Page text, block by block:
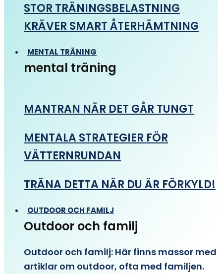
STOR TRÄNINGSBELASTNING
KRÄVER SMART ÅTERHÄMTNING
MENTAL TRÄNING
mental träning
MANTRAN NÄR DET GÅR TUNGT
MENTALA STRATEGIER FÖR
VÄTTERNRUNDAN
TRÄNA DETTA NÄR DU ÄR FÖRKYLD!
OUTDOOR OCH FAMILJ
Outdoor och familj
Outdoor och familj: Här finns massor med
artiklar om outdoor, ofta med familjen.